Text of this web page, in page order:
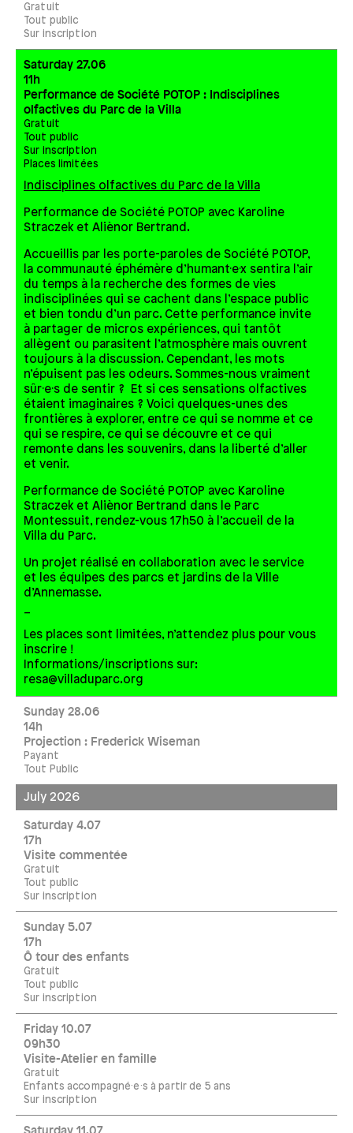
Gratuit
Tout public
Sur inscription
Saturday 27.06
11h
Performance de Société POTOP : Indisciplines
olfactives du Parc de la Villa
Gratuit
Tout public
Sur inscription
Places limitées
Indisciplines olfactives du Parc de la Villa
Performance de Société POTOP avec Karoline
Straczek et Aliènor Bertrand.
Accueillis par les porte-paroles de Société POTOP,
la communauté éphémère d’humant·e·x sentira l’air
du temps à la recherche des formes de vies
indisciplinées qui se cachent dans l’espace public
et bien tondu d’un parc. Cette performance invite
à partager de micros expériences, qui tantôt
allègent ou parasitent l’atmosphère mais ouvrent
toujours à la discussion. Cependant, les mots
n’épuisent pas les odeurs. Sommes-nous vraiment
sûr·e·s de sentir ? Et si ces sensations olfactives
étaient imaginaires ? Voici quelques-unes des
frontières à explorer, entre ce qui se nomme et ce
qui se respire, ce qui se découvre et ce qui
remonte dans les souvenirs, dans la liberté d’aller
et venir.
Performance de Société POTOP avec Karoline
Straczek et Aliènor Bertrand dans le Parc
Montessuit, rendez-vous 17h50 à l’accueil de la
Villa du Parc.
Un projet réalisé en collaboration avec le service
et les équipes des parcs et jardins de la Ville
d’Annemasse.
Les places sont limitées, n’attendez plus pour vous
inscrire !
Informations/inscriptions sur:
resa@villaduparc.org
Sunday 28.06
14h
Projection : Frederick Wiseman
Payant
Tout Public
July 2026
Saturday 4.07
17h
Visite commentée
Gratuit
Tout public
Sur inscription
Sunday 5.07
17h
Ô tour des enfants
Gratuit
Tout public
Sur inscription
Friday 10.07
09h30
Visite-Atelier en famille
Gratuit
Enfants accompagné·e·s à partir de 5 ans
Sur inscription